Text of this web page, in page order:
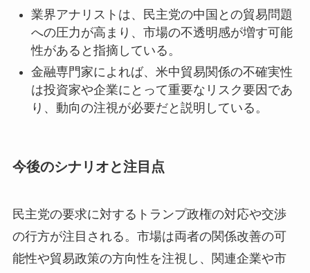
業界アナリストは、民主党の中国との貿易問題
への圧力が高まり、市場の不透明感が増す可能
性があると指摘している。
金融専門家によれば、米中貿易関係の不確実性
は投資家や企業にとって重要なリスク要因であ
り、動向の注視が必要だと説明している。
今後のシナリオと注目点
民主党の要求に対するトランプ政権の対応や交渉
の行方が注目される。市場は両者の関係改善の可
能性や貿易政策の方向性を注視し、関連企業や市